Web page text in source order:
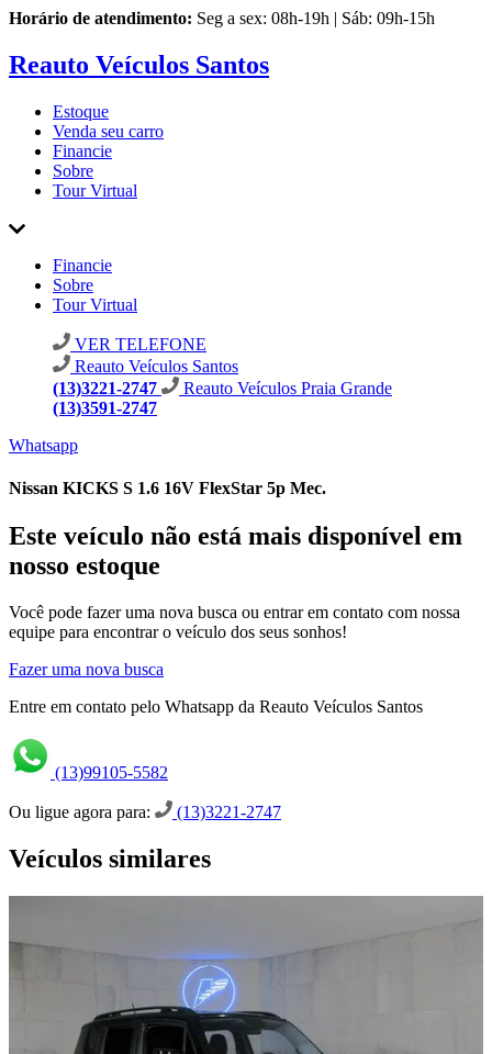
Horário de atendimento: Seg a sex: 08h-19h | Sáb: 09h-15h
Reauto Veículos Santos
Estoque
Venda seu carro
Financie
Sobre
Tour Virtual
Financie
Sobre
Tour Virtual
VER TELEFONE
Reauto Veículos Santos
(13)3221-2747
Reauto Veículos Praia Grande
(13)3591-2747
Whatsapp
Nissan KICKS S 1.6 16V FlexStar 5p Mec.
Este veículo não está mais disponível em
nosso estoque
Você pode fazer uma nova busca ou entrar em contato com nossa
equipe para encontrar o veículo dos seus sonhos!
Fazer uma nova busca
Entre em contato pelo Whatsapp da Reauto Veículos Santos
(13)99105-5582
Ou ligue agora para: (13)3221-2747
Veículos similares